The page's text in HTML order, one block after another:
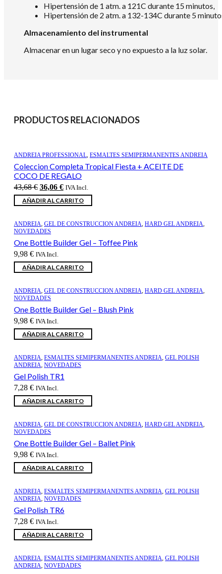
Hipertensión de 1 atm. a 121C durante 15 minutos,
Hipertensión de 2 atm. a 132-134C durante 5
Almacenamiento del instrumental
Almacenar en un lugar seco y no expuesto a la luz solar.
PRODUCTOS RELACIONADOS
ANDREIA PROFESSIONAL, ESMALTES SEMIPERMANENTES ANDREIA
Coleccion Completa Tropical Fiesta + ACEITE DE
COCO DE REGALO
43,68€ El
precio
original
43,68 €.
36,06 €El
precio
actual
36,06 €.
IVA Incl.
AÑADIR AL CARRITO
ANDREIA, GEL DE CONSTRUCCION ANDREIA, HARD GEL ANDREIA,
NOVEDADES
One Bottle Builder Gel – Toffee Pink
9,98 € IVA Incl.
AÑADIR AL CARRITO
ANDREIA, GEL DE CONSTRUCCION ANDREIA, HARD GEL ANDREIA,
NOVEDADES
One Bottle Builder Gel – Blush Pink
9,98 € IVA Incl.
AÑADIR AL CARRITO
ANDREIA, ESMALTES SEMIPERMANENTES ANDREIA, GEL POLISH
ANDREIA, NOVEDADES
Gel Polish TR1
7,28 € IVA Incl.
AÑADIR AL CARRITO
ANDREIA, GEL DE CONSTRUCCION ANDREIA, HARD GEL ANDREIA,
NOVEDADES
One Bottle Builder Gel – Ballet Pink
9,98 € IVA Incl.
AÑADIR AL CARRITO
ANDREIA, ESMALTES SEMIPERMANENTES ANDREIA, GEL POLISH
ANDREIA, NOVEDADES
Gel Polish TR6
7,28 € IVA Incl.
AÑADIR AL CARRITO
ANDREIA, ESMALTES SEMIPERMANENTES ANDREIA, GEL POLISH
ANDREIA, NOVEDADES